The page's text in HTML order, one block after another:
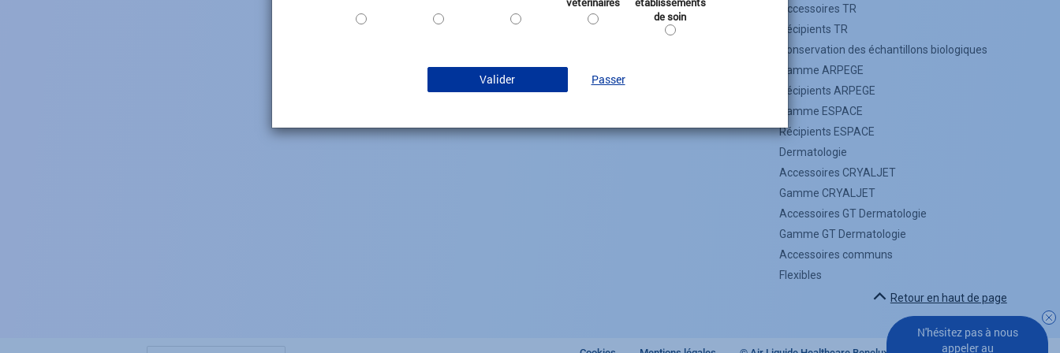
de soin
Valider Passer
N'hésitez pas à nous
appeler au
Administration Kalinox
Stérilisation
Accessoires TR
Récipients TR
Conservation des échantillons biologiques
Gamme ARPEGE
Récipients ARPEGE
Gamme ESPACE
Récipients ESPACE
Dermatologie
Accessoires CRYALJET
Gamme CRYALJET
Accessoires GT Dermatologie
Gamme GT Dermatologie
Accessoires communs
Flexibles
Retour en haut de page